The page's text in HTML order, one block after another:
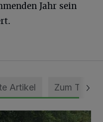
Jahr sein
Artikel Zum Thema
Weg zum Festzelt